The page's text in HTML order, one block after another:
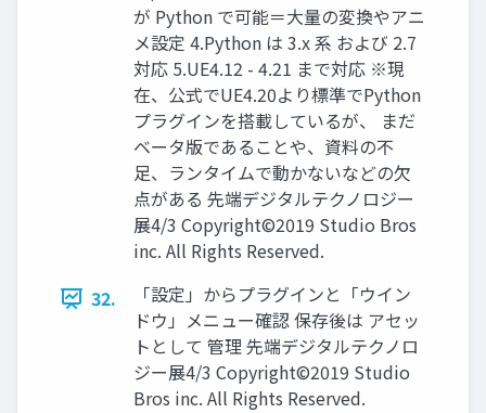
が Python で可能＝大量の変換やアニ
メ設定 4.Python は 3.x 系 および 2.7
対応 5.UE4.12 - 4.21 まで対応 ※現
在、公式でUE4.20より標準でPython
プラグインを搭載しているが、 まだ
ベータ版であることや、資料の不
足、ランタイムで動かないなどの欠
点がある 先端デジタルテクノロジー
展4/3 Copyright©2019 Studio Bros
inc. All Rights Reserved.
32.
「設定」からプラグインと「ウイン
ドウ」メニュー確認 保存後は アセッ
トとして 管理 先端デジタルテクノロ
ジー展4/3 Copyright©2019 Studio
Bros inc. All Rights Reserved.